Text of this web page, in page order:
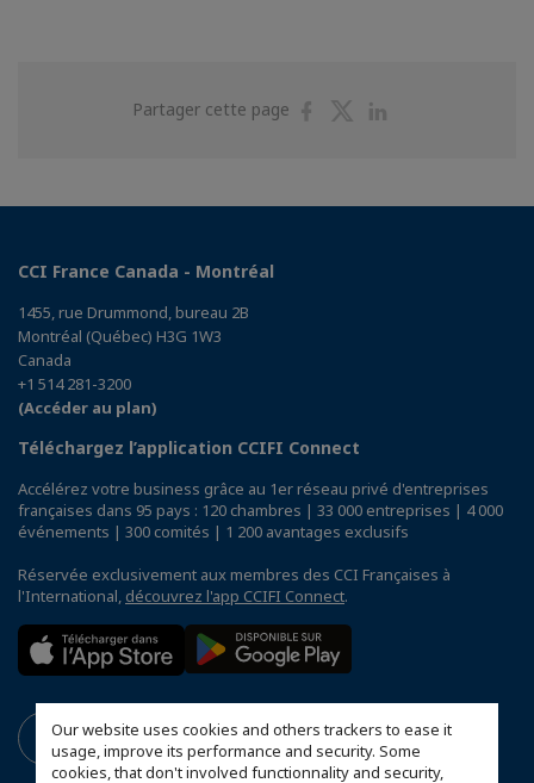
Our website uses cookies and others trackers to ease it
usage, improve its performance and security. Some
cookies, that don't involved functionnality and security,
Partager cette page
PartagerPartager
CCI France Canada - Montréal
1455, rue Drummond, bureau 2B
Montréal (Québec) H3G 1W3
Canada
+1 514 281-3200
(Accéder au plan)
Téléchargez l’application CCIFI Connect
Accélérez votre business grâce au 1er réseau privé d'entreprises
françaises dans 95 pays : 120 chambres | 33 000 entreprises | 4 000
événements | 300 comités | 1 200 avantages exclusifs
Réservée exclusivement aux membres des CCI Françaises à
l'International, découvrez l'app CCIFI Connect.